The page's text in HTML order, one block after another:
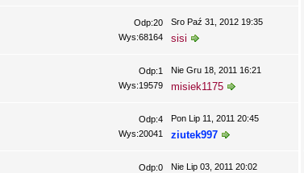
Odp:20
Wys:68164
Sro Paź 31, 2012 19:35
sisi
Odp:1
Wys:19579
Nie Gru 18, 2011 16:21
misiek1175
Odp:4
Wys:20041
Pon Lip 11, 2011 20:45
ziutek997
Odp:0
Nie Lip 03, 2011 20:02